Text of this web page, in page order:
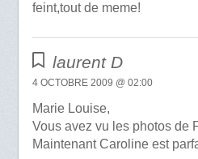
feint,tout de meme!
laurent D
4 OCTOBRE 2009 @ 02:00
Marie Louise,
Vous avez vu les photos de
Maintenant Caroline est